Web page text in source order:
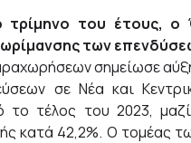
του έτους, ο
των
σημείωσε
σε Νέα και
το τέλος του 2023,
κατά 42,2%. Ο τομέας